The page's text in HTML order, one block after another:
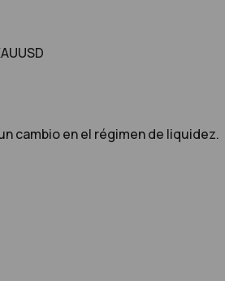
cambio en el régimen de liquidez.